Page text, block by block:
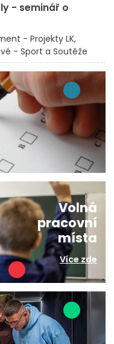
- seminář o
- Projekty LK
- Sport a Soutěže
Volná
pracovní
místa
Více zde